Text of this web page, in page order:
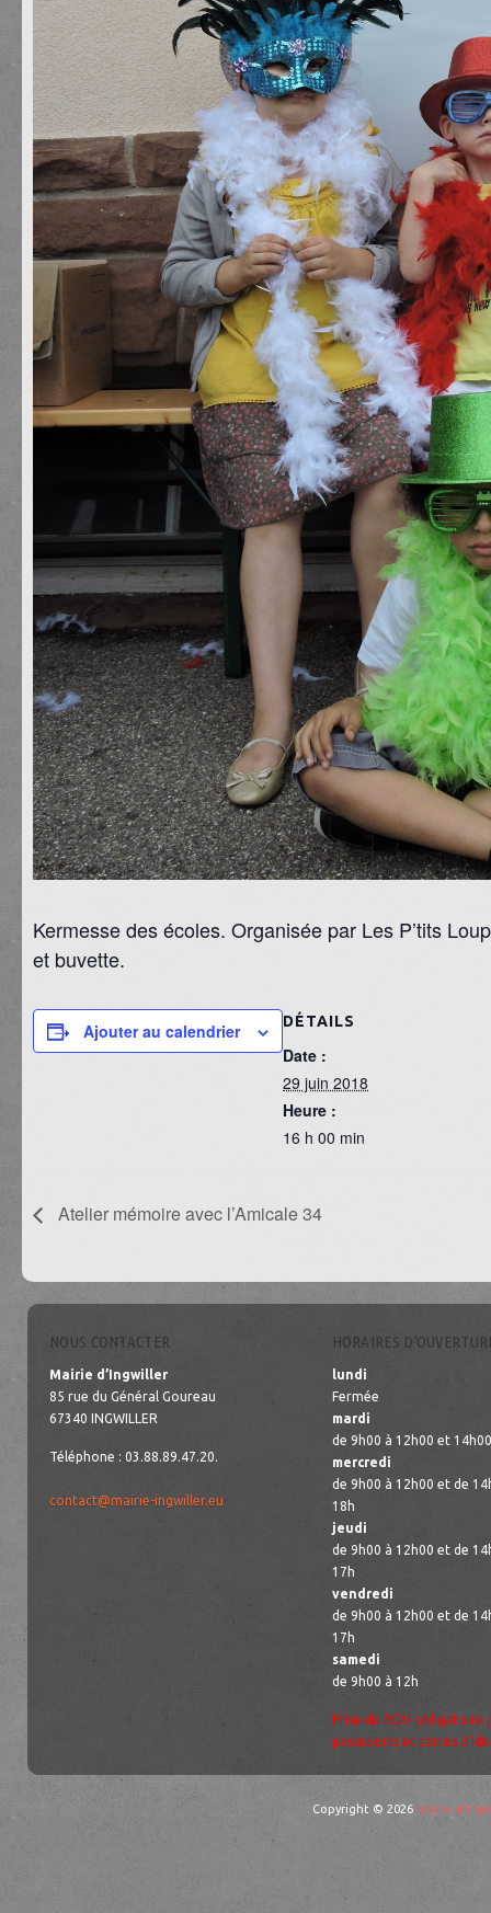
Kermesse des écoles. Organisée par Les P’tits
et buvette.
Ajouter au calendrier DÉTAILS
Date :
29 juin 2018
Heure :
16 h 00 min
Atelier mémoire avec l’Amicale 34
NOUS CONTACTER
Mairie d’Ingwiller
85 rue du Général Goureau
67340 INGWILLER
Téléphone : 03.88.89.47.20.
contact@mairie-ingwiller.eu
HORAIRES
lundi
Fermée
mardi
de 9h00 à 12h00 et
mercredi
de 9h00 à 12h00 et de
18h
jeudi
de 9h00 à 12h00 et de
17h
vendredi
de 9h00 à 12h00 et de
17h
samedi
de 9h00 à 12h
Prise de RDV obligatoire
passeports et cartes
Copyright © 2026 mairie